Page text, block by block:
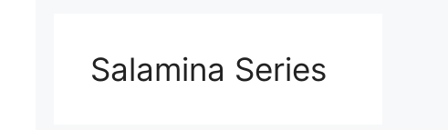
Salamina Series